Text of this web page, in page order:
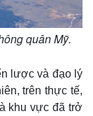
quân Mỹ.
lược và đạo lý
trên thực tế,
khu vực đã trở